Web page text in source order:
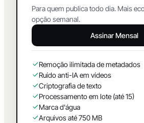
Para quem publica todo dia. Mais
opção semanal.
Assinar Mensal
Remoção ilimitada de metadados
Ruído anti-IA em vídeos
Criptografia de texto
Processamento em lote (até 15)
Marca d'água
Arquivos até 750 MB